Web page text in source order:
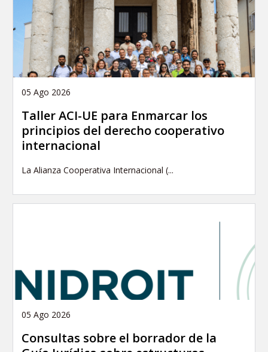
05 Ago 2026
Taller ACI-UE para Enmarcar los
principios del derecho cooperativo
internacional
La Alianza Cooperativa Internacional (...
05 Ago 2026
Consultas sobre el borrador de la